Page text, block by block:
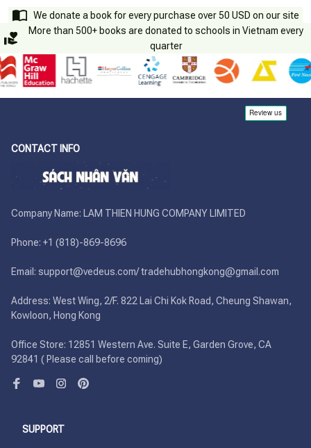
We donate a book for every purchase over 50 USD on our site
More than 500+ books are donated to schools in Vietnam every
quarter
CONTACT INFO
Company Name: LAM THIEN HUNG COMPANY LIMITED
Phone: +1 (818)-869-8696
Email: support@vedeus.com/ tradehubhongkong@gmail.com
Address: West Wing, 2/F. 822 Lai Chi Kok Road, Cheung Shawan,
Kowloon, Hong Kong
Office Store: 12851 Western Ave. Suite E, Garden Grove, CA
92841 ( Please call before coming)
SUPPORT